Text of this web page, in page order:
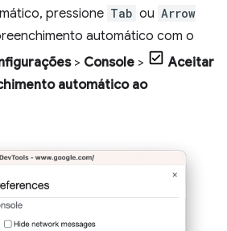
pressione Tab ou Arrow
automático com o
> Console >
Aceitar
automático ao